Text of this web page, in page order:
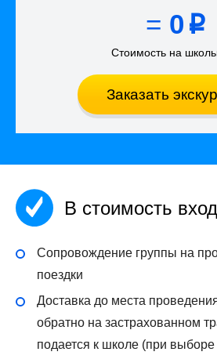
= 0 p
Стоимость на
Заказать
В стоимость
Сопровождение группы на
поездки
Доставка до места
обратно на застрахованном
подается к школе (при